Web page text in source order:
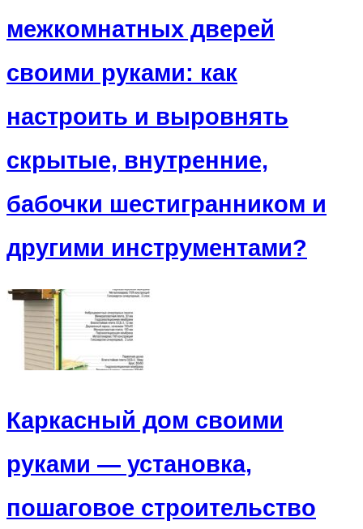
межкомнатных дверей
своими руками: как
настроить и выровнять
скрытые, внутренние,
бабочки шестигранником и
другими инструментами?
Каркасный дом своими
руками — установка,
пошаговое строительство